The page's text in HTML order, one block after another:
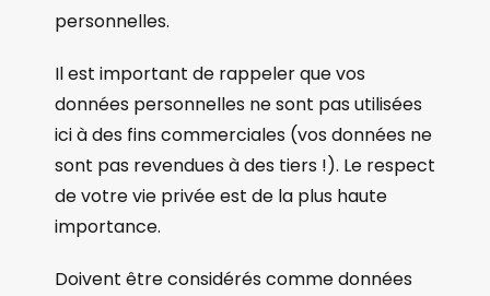
personnelles.
Il est important de rappeler que vos
données personnelles ne sont pas utilisées
ici à des fins commerciales (vos données ne
sont pas revendues à des tiers !). Le respect
de votre vie privée est de la plus haute
importance.
Doivent être considérés comme données